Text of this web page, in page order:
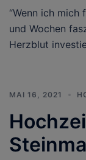
“Wenn ich mich
und Wochen
Herzblut
MAI 16, 2021